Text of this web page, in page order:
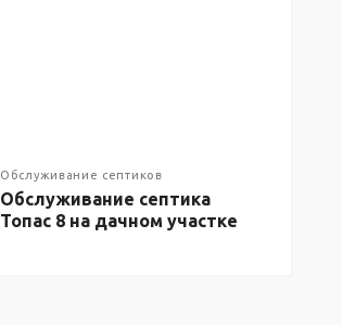
Обслуживание септиков
Обслуживание септика
Топас 8 на дачном участке